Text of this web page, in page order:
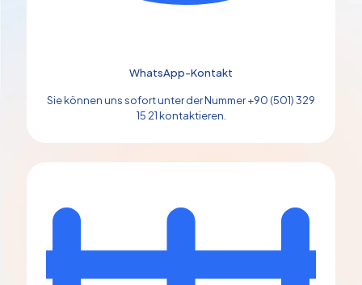
WhatsApp-Kontakt
Sie können uns sofort unter der Nummer +90 (501) 329
15 21 kontaktieren.